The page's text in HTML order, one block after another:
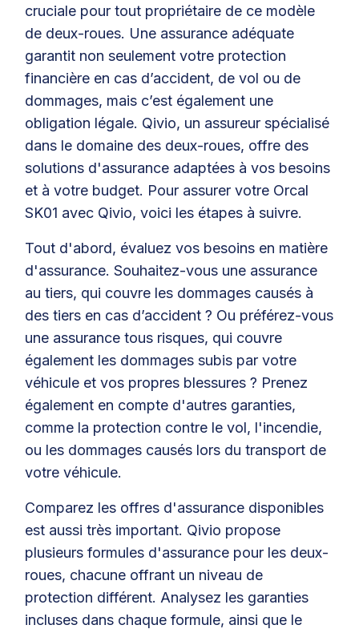
cruciale pour tout propriétaire de ce modèle
de deux-roues. Une assurance adéquate
garantit non seulement votre protection
financière en cas d’accident, de vol ou de
dommages, mais c’est également une
obligation légale. Qivio, un assureur spécialisé
dans le domaine des deux-roues, offre des
solutions d'assurance adaptées à vos besoins
et à votre budget. Pour assurer votre Orcal
SK01 avec Qivio, voici les étapes à suivre.
Tout d'abord, évaluez vos besoins en matière
d'assurance. Souhaitez-vous une assurance
au tiers, qui couvre les dommages causés à
des tiers en cas d’accident ? Ou préférez-vous
une assurance tous risques, qui couvre
également les dommages subis par votre
véhicule et vos propres blessures ? Prenez
également en compte d'autres garanties,
comme la protection contre le vol, l'incendie,
ou les dommages causés lors du transport de
votre véhicule.
Comparez les offres d'assurance disponibles
est aussi très important. Qivio propose
plusieurs formules d'assurance pour les deux-
roues, chacune offrant un niveau de
protection différent. Analysez les garanties
incluses dans chaque formule, ainsi que le